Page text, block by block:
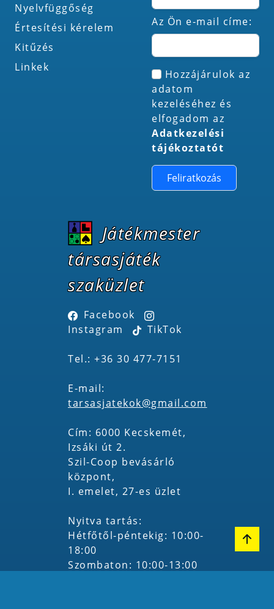
Nyelvfüggőség
Értesítési kérelem
Kitűzés
Linkek
Az Ön e-mail címe:
Hozzájárulok az
adatom
kezeléséhez és
elfogadom az
Adatkezelési
tájékoztatót
Feliratkozás
Játékmester
társasjáték
szaküzlet
Facebook
Instagram
TikTok
Tel.: +36 30 477-7151
E-mail:
tarsasjatekok@gmail.com
Cím: 6000 Kecskemét,
Izsáki út 2.
Szil-Coop bevásárló
központ,
I. emelet, 27-es üzlet
Nyitva tartás:
Hétfőtől-péntekig: 10:00-
18:00
Szombaton: 10:00-13:00